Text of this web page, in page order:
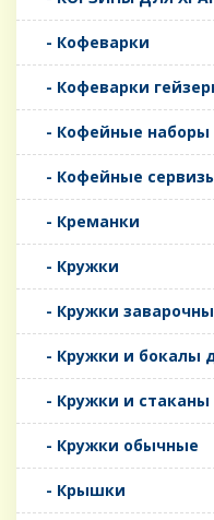
- Кофеварки
- Кофеварки
- Кофейные наборы
- Кофейные
- Креманки
- Кружки
- Кружки
- Кружки и бокалы
- Кружки и
- Кружки обычные
- Крышки